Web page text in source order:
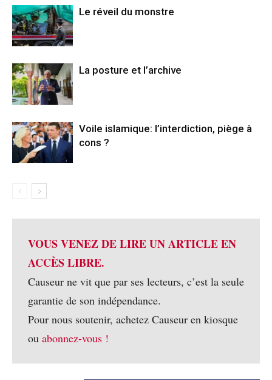
Le réveil du monstre
La posture et l’archive
Voile islamique: l’interdiction, piège à
cons ?
VOUS VENEZ DE LIRE UN ARTICLE EN
ACCÈS LIBRE.
Causeur ne vit que par ses lecteurs, c’est la seule
garantie de son indépendance.
Pour nous soutenir, achetez Causeur en kiosque
ou abonnez-vous !